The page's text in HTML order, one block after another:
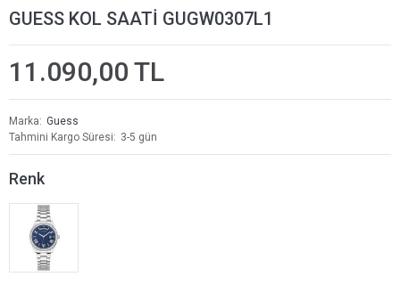
GUESS KOL SAATİ GUGW0307L1
11.090,00 TL
Marka
Guess
Tahmini Kargo Süresi
3-5 gün
Renk